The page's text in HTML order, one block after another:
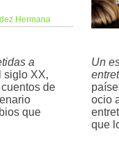
Hermana
a
siglo XX,
de
que
Un
ocio
que